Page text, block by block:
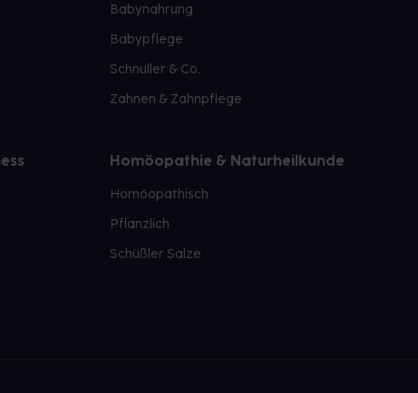
Babynahrung
Babypflege
Schnuller & Co.
Zahnen & Zahnpflege
Homöopathie & Naturheilkunde
Homöopathisch
Pflanzlich
Schüßler Salze